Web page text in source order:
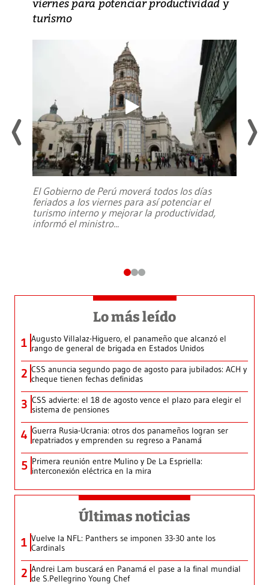
turismo
El Gobierno de Perú moverá todos los días
feriados a los viernes para así potenciar el
turismo interno y mejorar la productividad,
informó el ministro...
Lo más leído
1 Augusto Villalaz-Higuero, el panameño que alcanzó el
rango de general de brigada en Estados Unidos
2 CSS anuncia segundo pago de agosto para jubilados: ACH y
cheque tienen fechas definidas
3 CSS advierte: el 18 de agosto vence el plazo para elegir el
sistema de pensiones
4 Guerra Rusia-Ucrania: otros dos panameños logran ser
repatriados y emprenden su regreso a Panamá
5 Primera reunión entre Mulino y De La Espriella:
interconexión eléctrica en la mira
Últimas noticias
1 Vuelve la NFL: Panthers se imponen 33-30 ante los
Cardinals
2 Andrei Lam buscará en Panamá el pase a la final mundial
de S.Pellegrino Young Chef